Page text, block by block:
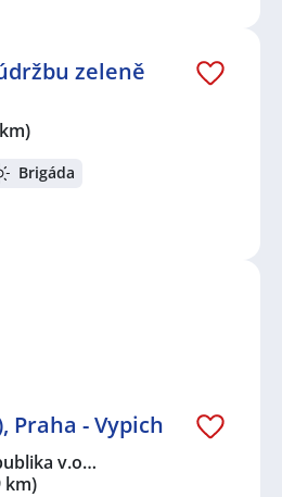
zeleně
Brigáda
Praha - Vypich
v.o…
km)